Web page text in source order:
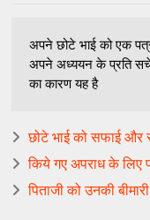
अपने छोटे भाई को एक
अपने अध्ययन के प्रति
का कारण यह है
छोटे भाई को सफाई और
किये गए अपराध के लिए
पिताजी को उनकी